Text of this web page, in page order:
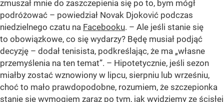
zmuszał mnie do zaszczepienia się po to, bym mógł
podróżować – powiedział Novak Djoković podczas
niedzielnego czatu na Facebooku. – Ale jeśli stanie się
to obowiązkowe, co się wydarzy? Będę musiał podjąć
decyzję – dodał tenisista, podkreślając, że ma „własne
przemyślenia na ten temat”. – Hipotetycznie, jeśli sezon
miałby zostać wznowiony w lipcu, sierpniu lub wrześniu,
choć to mało prawdopodobne, rozumiem, że szczepionka
stanie się wymogiem zaraz po tym, jak wyjdziemy ze ścisłej